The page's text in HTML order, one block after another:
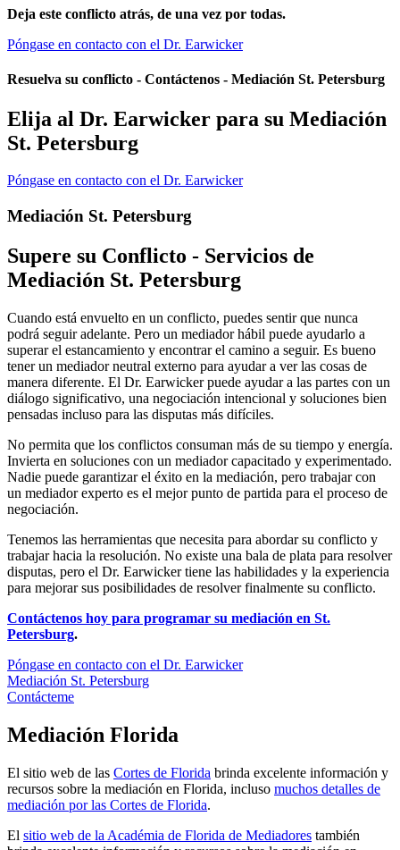
Deja este conflicto atrás, de una vez por todas.
Póngase en contacto con el Dr. Earwicker
Resuelva su conflicto - Contáctenos - Mediación St. Petersburg
Elija al Dr. Earwicker para su Mediación
St. Petersburg
Póngase en contacto con el Dr. Earwicker
Mediación St. Petersburg
Supere su Conflicto - Servicios de
Mediación St. Petersburg
Cuando está envuelto en un conflicto, puedes sentir que nunca
podrá seguir adelante. Pero un mediador hábil puede ayudarlo a
superar el estancamiento y encontrar el camino a seguir. Es bueno
tener un mediador neutral externo para ayudar a ver las cosas de
manera diferente. El Dr. Earwicker puede ayudar a las partes con un
diálogo significativo, una negociación intencional y soluciones bien
pensadas incluso para las disputas más difíciles.
No permita que los conflictos consuman más de su tiempo y energía.
Invierta en soluciones con un mediador capacitado y experimentado.
Nadie puede garantizar el éxito en la mediación, pero trabajar con
un mediador experto es el mejor punto de partida para el proceso de
negociación.
Tenemos las herramientas que necesita para abordar su conflicto y
trabajar hacia la resolución. No existe una bala de plata para resolver
disputas, pero el Dr. Earwicker tiene las habilidades y la experiencia
para mejorar sus posibilidades de resolver finalmente su conflicto.
Contáctenos hoy para programar su mediación en St.
Petersburg.
Póngase en contacto con el Dr. Earwicker
Mediación St. Petersburg
Contácteme
Mediación Florida
El sitio web de las Cortes de Florida brinda excelente información y
recursos sobre la mediación en Florida, incluso muchos detalles de
mediación por las Cortes de Florida.
El sitio web de la Académia de Florida de Mediadores también